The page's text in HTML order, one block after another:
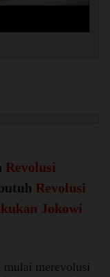
Revolusi
Revolusi
Jokowi
mulai merevolusi